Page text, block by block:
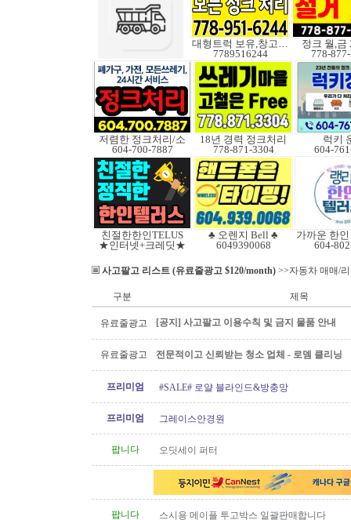
대형트럭 보유,창고보관
7789516244
정크 월,금
778-
저렴한 정크처리/소
604-700-7887
18년 경력 정크처리
778-871-3304
럭키
604-
친절한한인TELUS
★인터넷+크레딧★
♣ 오렌지 Bell ♣
6049390068
604-
사고팔고 리스트 (유료줄광고 $120/month) >>자동차 매매/
구분 제목
유료줄광고 [공지] 사고팔고 이용수칙 및 금지 물품 안내
유료줄광고 전문적이고 신뢰받는 청소 업체 - 로뎀 클리닝
프리미엄 #SALE# 로얄 블라인드&방충망
프리미엄 그레이스안경원
팝니다 오딧세이 퍼터
팝니다 스시용 메이플 투고박스 일괄판매합니다